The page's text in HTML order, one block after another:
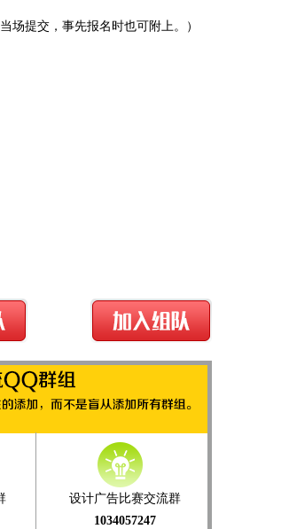
场提交，事先报名时也可附上。）
设计广告比赛交流群
1034057247